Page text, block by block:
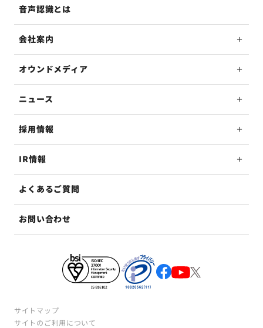
音声認識とは
会社案内
オウンドメディア
ニュース
採用情報
IR情報
よくあるご質問
お問い合わせ
サイトマップ
サイトのご利用について